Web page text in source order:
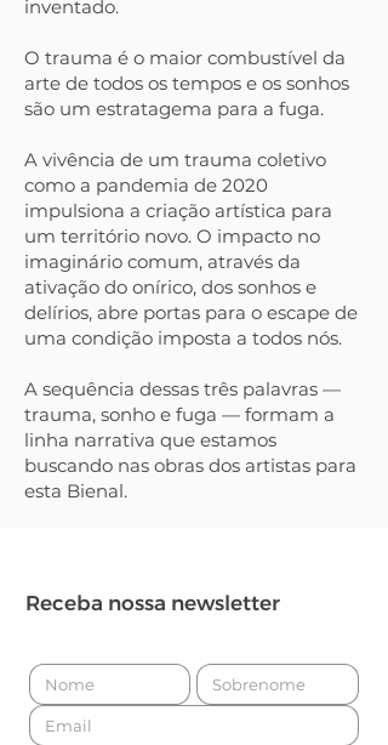
inventado.
O trauma é o maior combustível da
arte de todos os tempos e os sonhos
são um estratagema para a fuga.
A vivência de um trauma coletivo
como a pandemia de 2020
impulsiona a criação artística para
um território novo. O impacto no
imaginário comum, através da
ativação do onírico, dos sonhos e
delírios, abre portas para o escape de
uma condição imposta a todos nós.
A sequência dessas três palavras —
trauma, sonho e fuga — formam a
linha narrativa que estamos
buscando nas obras dos artistas para
esta Bienal.
Receba nossa newsletter